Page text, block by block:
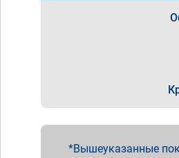
Вышеуказанные